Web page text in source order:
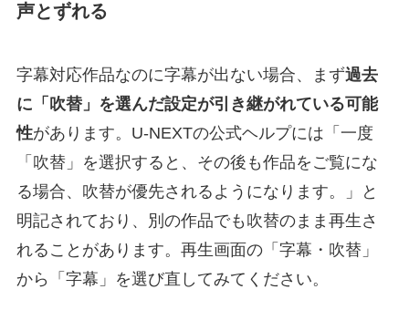
声とずれる
字幕対応作品なのに字幕が出ない場合、まず過去
に「吹替」を選んだ設定が引き継がれている可能
性があります。U-NEXTの公式ヘルプには「一度
「吹替」を選択すると、その後も作品をご覧にな
る場合、吹替が優先されるようになります。」と
明記されており、別の作品でも吹替のまま再生さ
れることがあります。再生画面の「字幕・吹替」
から「字幕」を選び直してみてください。